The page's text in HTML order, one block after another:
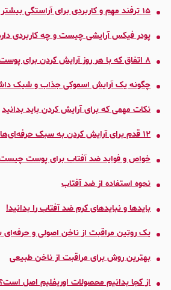
۱۵ ترفند مهم و کاربردی برای آراستگی بیشتر و شیک‌پوشی خانم‌ها
پودر فیکس آرایشی چیست و چه کاربردی
٨ اتفاق که با هر روز آرایش کردن برای پوست‌تان می‌افتد
چگونه یک آرایش اسموکی جذاب و شیک
نکات مهمی که برای آرایش کردن باید بدانید
١٢ قدم برای آرایش کردن به سبک حرفه‌ای‌ها
خواص و فواید ضد آفتاب برای پوست
نحوه استفاده از ضد آفتاب
بایدها و نبایدهای کرم ضد آفتاب را بدانید!
یک روتین مراقبت از ناخن اصولی و
بهترین روش‌ برای مراقبت از ناخن طبیعی
از کجا بدانیم محصولات اوریفلیم اصل